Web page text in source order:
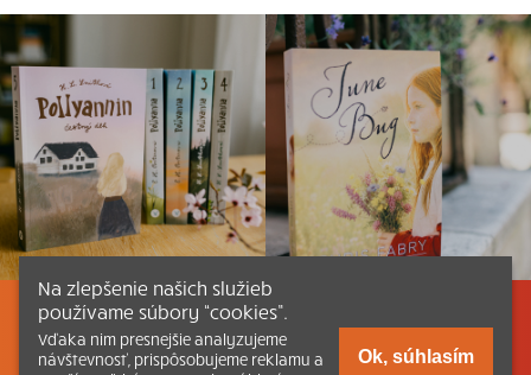
Listovať Obsah Dokumenty a články
Na zlepšenie našich služieb
používame súbory “cookies”.
Vďaka nim presnejšie analyzujeme
návštevnosť, prispôsobujeme reklamu a
Ok, súhlasím